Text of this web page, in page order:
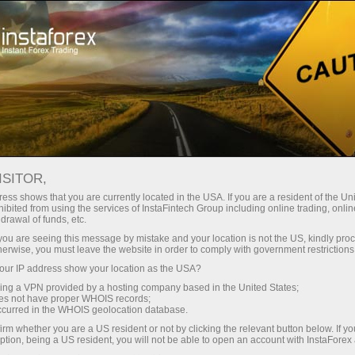
Các chiến dịch Sự kiện Máy bay InstaForex
Chạm tới bầu trời cùng
InstaForex!
InstaForex ký thỏa thuận với Hãng hàng không
Czech về máy bay mang nhãn hiệu InstaForex
shows that you are currently located in the USA. If you are a resident of the
from using the services of InstaFintech Group including online trading,
of funds, etc.
are seeing this message by mistake and your location is not the US, kindly
you must leave the website in order to comply with government
IP address show your location as the USA?
a VPN provided by a hosting company based in the United States;
not have proper WHOIS records;
in the WHOIS geolocation database.
whether you are a US resident or not by clicking the relevant button below. If
being a US resident, you will not be able to open an account with InstaForex